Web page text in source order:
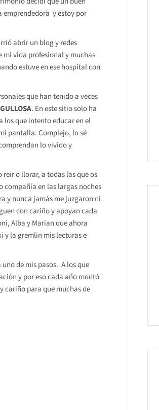
emprendedora y estoy por
abrir un blog y redes
mi vida profesional y muchas
estuve en ese hospital con
que han tenido a veces
. En este sitio solo ha
los que intento educar en el
pantalla. Complejo, lo sé
lo vivido y
o llorar, a todas las que os
compañía en las largas noches
y nunca jamás me juzgaron ni
con cariño y apoyan cada
Alba y Marian que ahora
y la gremlin mis lecturas e
de mis pasos. A los que
y por eso cada año montó
cariño para que muchas de